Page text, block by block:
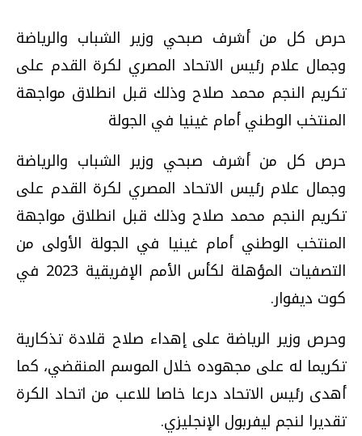
حرص كل من أشرف صبحي وزير الشباب والرياضة
وجمال علام رئيس الاتحاد المصري لكرة القدم على
تكريم النجم محمد صلاح وذلك قبل انطلاق مواجهة
المنتخب الوطني أمام غينيا في الجولة
حرص كل من أشرف صبحي وزير الشباب والرياضة
وجمال علام رئيس الاتحاد المصري لكرة القدم على
تكريم النجم محمد صلاح وذلك قبل انطلاق مواجهة
المنتخب الوطني أمام غينيا في الجولة الأولى من
التصفيات المؤهلة لكأس الأمم الإفريقية 2023 في
كوت ديفوار.
وحرص وزير الرياضة على إهداء صلاح قلادة تذكارية
تكريما له على مجهوده خلال الموسم المنقضي، كما
أهدى رئيس الاتحاد درعا خاصا للاعب من اتحاد الكرة
تقديرا لنجم ليفربول الإنجليزي.